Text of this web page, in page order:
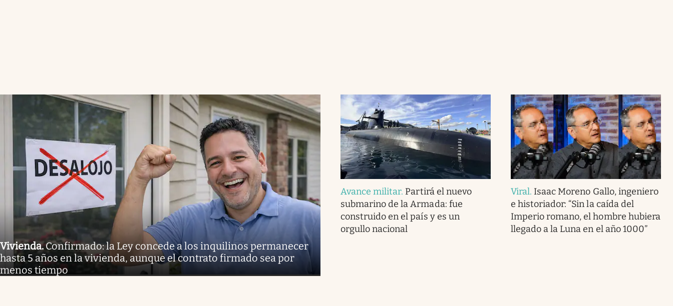
Vivienda.Confirmado: la Ley concede a los inquilinos permanecer
hasta 5 años en la vivienda, aunque el contrato firmado sea por
menos tiempo
Avance militar. Partirá el nuevo
submarino de la Armada: fue
construido en el país y es un
orgullo nacional
Viral. Isaac Moreno Gallo, ingeniero
e historiador: “Sin la caída del
Imperio romano, el hombre hubiera
llegado a la Luna en el año 1000”